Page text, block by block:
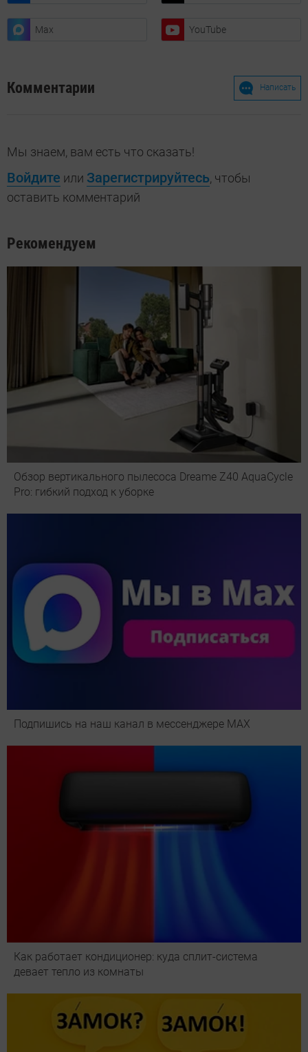
Max YouTube
Комментарии Написать
Мы знаем, вам есть что сказать!
Войдите или Зарегистрируйтесь, чтобы
оставить комментарий
Рекомендуем
Обзор вертикального пылесоса Dreame Z40 AquaCycle
Pro: гибкий подход к уборке
Подпишись на наш канал в мессенджере МАХ
Как работает кондиционер: куда сплит-система
девает тепло из комнаты